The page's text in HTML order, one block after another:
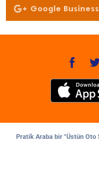
Google
Pratik Araba bir "Üstün Oto